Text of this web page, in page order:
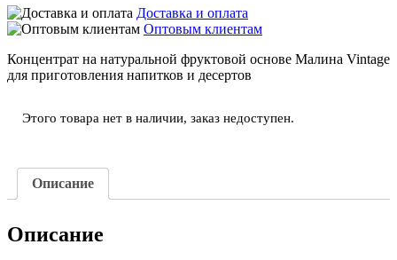
Доставка и оплата
Оптовым клиентам
Концентрат на натуральной фруктовой основе Малина Vintage
для приготовления напитков и десертов
Этого товара нет в наличии, заказ недоступен.
Описание
Описание